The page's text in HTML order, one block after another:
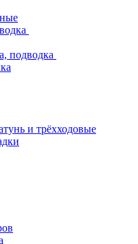
подводка
и трёхходовые